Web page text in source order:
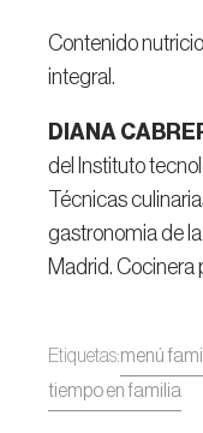
Contenido
integral.
DIANA
del Instituto
Técnicas
gastronomia de
Madrid. Cocinera
Etiquetas:menú
tiempo en familia